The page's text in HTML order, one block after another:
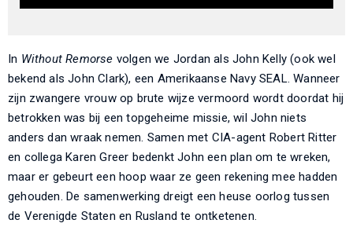
In Without Remorse volgen we Jordan als John Kelly (ook wel
bekend als John Clark), een Amerikaanse Navy SEAL. Wanneer
zijn zwangere vrouw op brute wijze vermoord wordt doordat hij
betrokken was bij een topgeheime missie, wil John niets
anders dan wraak nemen. Samen met CIA-agent Robert Ritter
en collega Karen Greer bedenkt John een plan om te wreken,
maar er gebeurt een hoop waar ze geen rekening mee hadden
gehouden. De samenwerking dreigt een heuse oorlog tussen
de Verenigde Staten en Rusland te ontketenen.